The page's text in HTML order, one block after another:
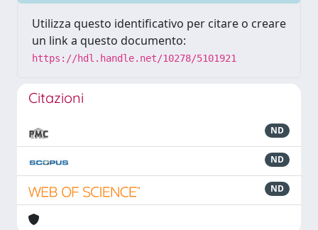
Utilizza questo identificativo per citare o creare
un link a questo documento:
https://hdl.handle.net/10278/5101921
Citazioni
ND
ND
ND